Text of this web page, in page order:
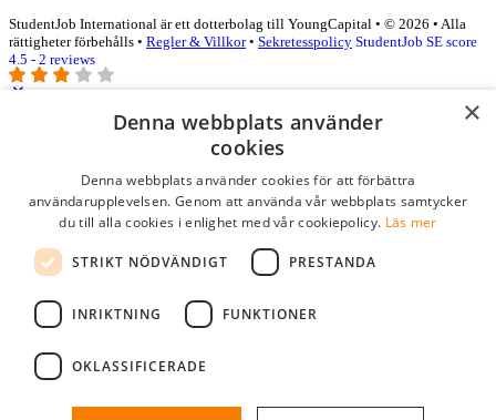
StudentJob International är ett dotterbolag till YoungCapital • © 2026 • Alla
rättigheter förbehålls • Regler & Villkor• Sekretesspolicy StudentJob SE score
4.5 - 2 reviews
Logga in som företag
Lösenord
kom ihåg mig
logga in
Kostnadsfri företagsprofil
×
Denna webbplats använder
cookies
Denna webbplats använder cookies för att förbättra
användarupplevelsen. Genom att använda vår webbplats samtycker
du till alla cookies i enlighet med vår cookiepolicy. Läs mer
STRIKT NÖDVÄNDIGT PRESTANDA
INRIKTNING FUNKTIONER
OKLASSIFICERADE